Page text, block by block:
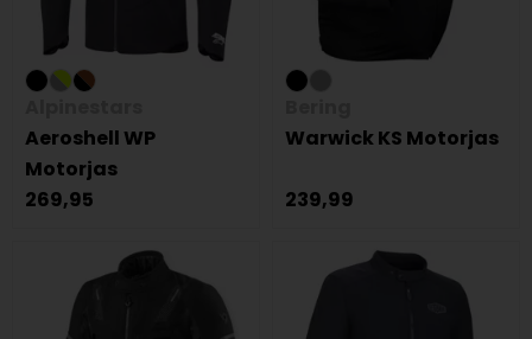
Aeroshell WP
Motorjas
269,95
Warwick KS Motorjas
239,99